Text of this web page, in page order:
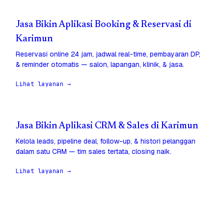
Jasa Bikin Aplikasi Booking & Reservasi di
Karimun
Reservasi online 24 jam, jadwal real-time, pembayaran DP,
& reminder otomatis — salon, lapangan, klinik, & jasa.
Lihat layanan →
Jasa Bikin Aplikasi CRM & Sales di Karimun
Kelola leads, pipeline deal, follow-up, & histori pelanggan
dalam satu CRM — tim sales tertata, closing naik.
Lihat layanan →